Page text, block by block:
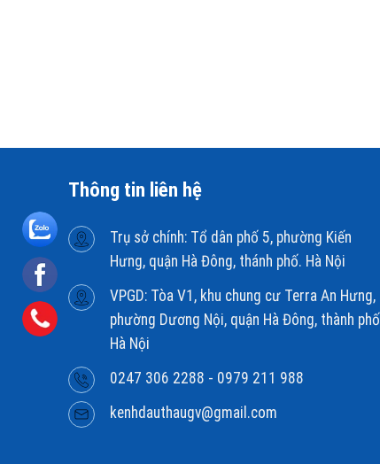
Thông tin liên hệ
Trụ sở chính: Tổ dân phố 5, phường Kiến
Hưng, quận Hà Đông, thánh phố. Hà Nội
VPGD: Tòa V1, khu chung cư Terra An Hưng,
phường Dương Nội, quận Hà Đông, thành phố
Hà Nội
0247 306 2288 - 0979 211 988
kenhdauthaugv@gmail.com